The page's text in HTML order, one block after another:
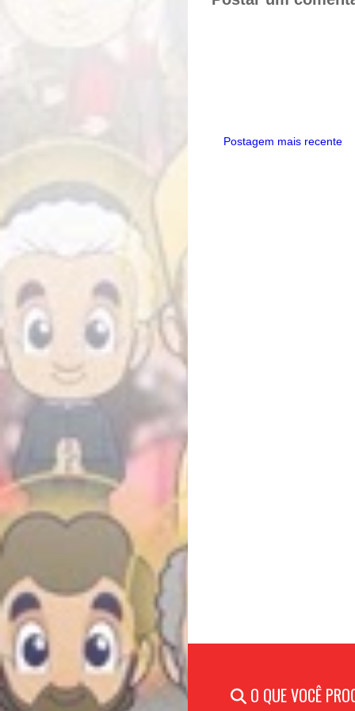
Postagem mais recente
O QUE VOCÊ